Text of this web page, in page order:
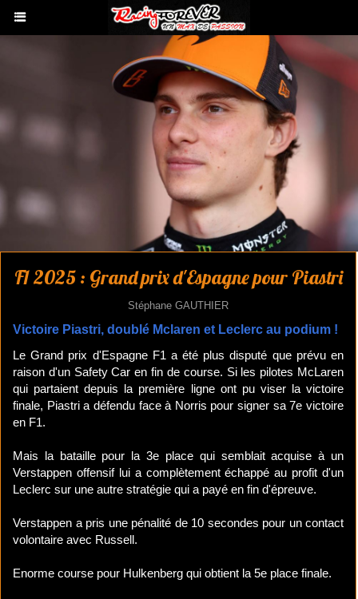
F1 2025 : Grand prix d'Espagne pour Piastri
Stéphane GAUTHIER
Victoire Piastri, doublé Mclaren et Leclerc au podium !
Le Grand prix d'Espagne F1 a été plus disputé que prévu en
raison d'un Safety Car en fin de course. Si les pilotes McLaren
qui partaient depuis la première ligne ont pu viser la victoire
finale, Piastri a défendu face à Norris pour signer sa 7e victoire
en F1.
Mais la bataille pour la 3e place qui semblait acquise à un
Verstappen offensif lui a complètement échappé au profit d'un
Leclerc sur une autre stratégie qui a payé en fin d'épreuve.
Verstappen a pris une pénalité de 10 secondes pour un contact
volontaire avec Russell.
Enorme course pour Hulkenberg qui obtient la 5e place finale.